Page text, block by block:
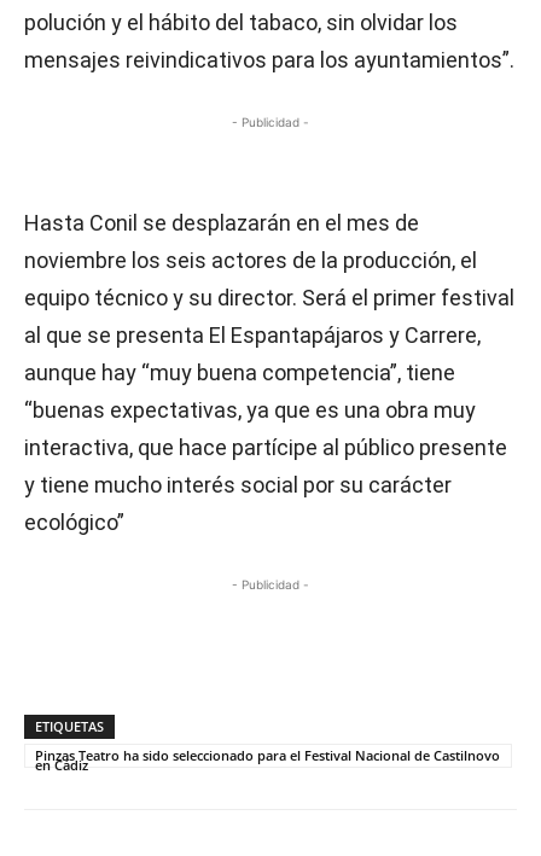
polución y el hábito del tabaco, sin olvidar los
mensajes reivindicativos para los ayuntamientos”.
- Publicidad -
Hasta Conil se desplazarán en el mes de
noviembre los seis actores de la producción, el
equipo técnico y su director. Será el primer festival
al que se presenta El Espantapájaros y Carrere,
aunque hay “muy buena competencia”, tiene
“buenas expectativas, ya que es una obra muy
interactiva, que hace partícipe al público presente
y tiene mucho interés social por su carácter
ecológico”
- Publicidad -
ETIQUETAS
Pinzas Teatro ha sido seleccionado para el Festival Nacional de Castilnovo
en Cádiz